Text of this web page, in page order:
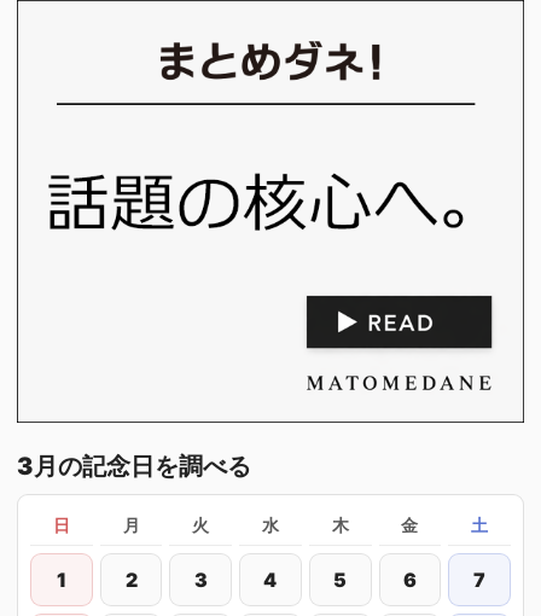
3月の記念日を調べる
日 月 火 水 木 金 土
1 2 3 4 5 6 7